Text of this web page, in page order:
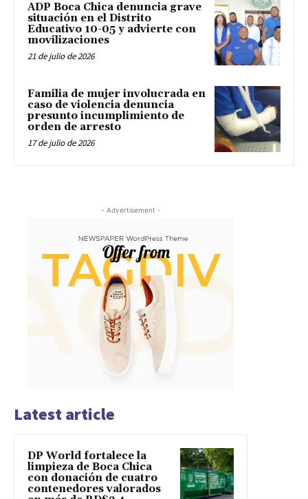
ADP Boca Chica denuncia grave
situación en el Distrito
Educativo 10-05 y advierte con
movilizaciones
21 de julio de 2026
Familia de mujer involucrada en
caso de violencia denuncia
presunto incumplimiento de
orden de arresto
17 de julio de 2026
- Advertisement -
Latest article
DP World fortalece la
limpieza de Boca Chica
con donación de cuatro
contenedores valorados